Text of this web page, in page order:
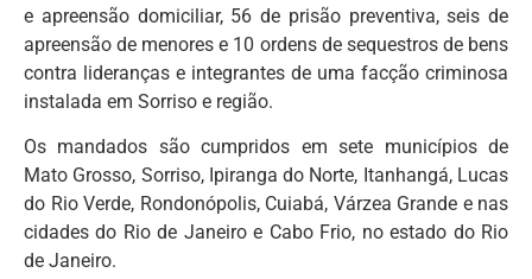
e apreensão domiciliar, 56 de prisão preventiva, seis de
apreensão de menores e 10 ordens de sequestros de bens
contra lideranças e integrantes de uma facção criminosa
instalada em Sorriso e região.
Os mandados são cumpridos em sete municípios de
Mato Grosso, Sorriso, Ipiranga do Norte, Itanhangá, Lucas
do Rio Verde, Rondonópolis, Cuiabá, Várzea Grande e nas
cidades do Rio de Janeiro e Cabo Frio, no estado do Rio
de Janeiro.